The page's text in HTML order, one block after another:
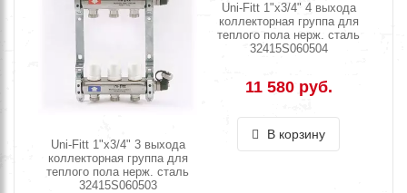
Uni-Fitt 1"х3/4" 3 выхода
коллекторная группа для
теплого пола нерж. сталь
32415S060503
Uni-Fitt 1"х3/4" 4 выхода
коллекторная группа для
теплого пола нерж. сталь
32415S060504
11 580 руб.
В корзину